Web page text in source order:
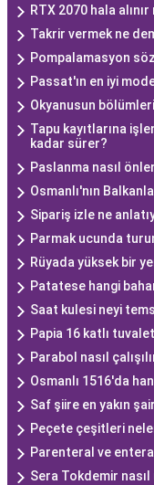
RTX 2070 hala alınır
Takrir vermek ne
Pompalamasyon
Passat'ın en iyi
Okyanusun
Tapu kayıtlarına
kadar sürer?
Paslanma nasıl
Osmanlı'nın
Sipariş izle ne
Parmak ucunda
Rüyada yüksek bir
Patatese hangi
Saat kulesi neyi
Papia 16 katlı
Parabol nasıl
Osmanlı 1516'da
Saf şiire en yakın
Peçete çeşitleri
Parenteral ve
Sera Tokdemir